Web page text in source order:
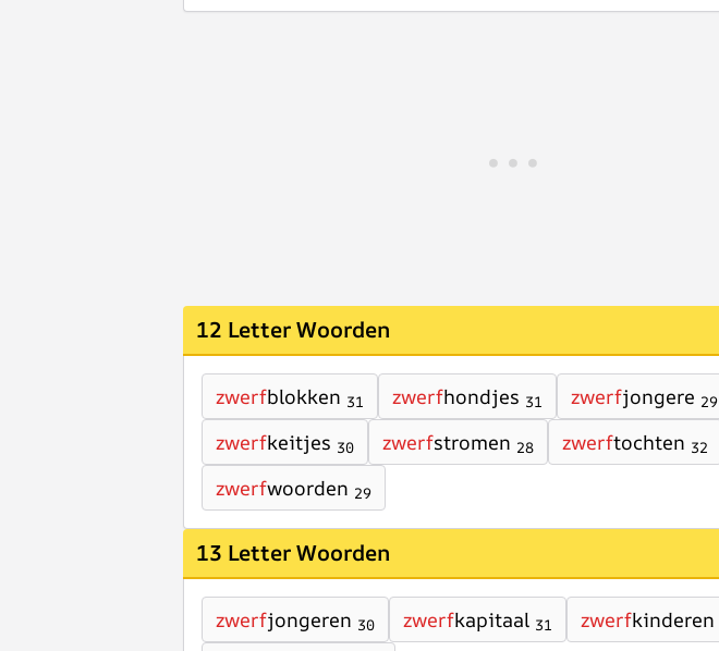
12 Letter Woorden
zwerfblokken 31 zwerfhondjes 31 zwerfjongere 29
zwerfkeitjes 30 zwerfstromen 28 zwerftochten 32
zwerfwoorden 29
13 Letter Woorden
zwerfjongeren 30 zwerfkapitaal 31 zwerfkinderen